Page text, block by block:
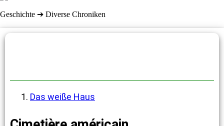
Geschichte ➔ Diverse Chroniken
Das weiße Haus